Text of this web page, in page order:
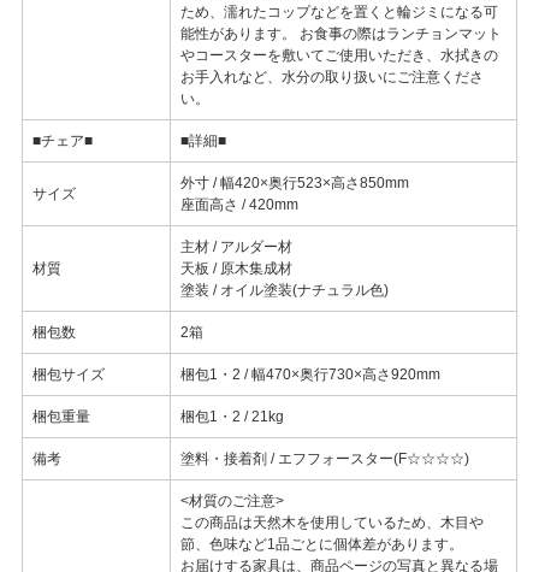
ため、濡れたコップなどを置くと輪ジミになる可
能性があります。 お食事の際はランチョンマット
やコースターを敷いてご使用いただき、水拭きの
お手入れなど、水分の取り扱いにご注意くださ
い。
■チェア■ ■詳細■
サイズ
外寸 / 幅420×奥行523×高さ850mm
座面高さ / 420mm
材質
主材 / アルダー材
天板 / 原木集成材
塗装 / オイル塗装(ナチュラル色)
梱包数 2箱
梱包サイズ 梱包1・2 / 幅470×奥行730×高さ920mm
梱包重量 梱包1・2 / 21kg
備考 塗料・接着剤 / エフフォースター(F☆☆☆☆)
<材質のご注意>
この商品は天然木を使用しているため、木目や
節、色味など1品ごとに個体差があります。
お届けする家具は、商品ページの写真と異なる場